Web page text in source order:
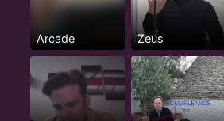
Arcade Zeus